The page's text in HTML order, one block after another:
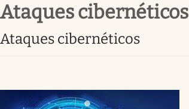
Infotechnology
Eventos Corporativos
ataques cibernéticos
ataques cibernéticos